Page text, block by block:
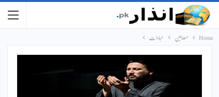
Home مضامین عبادات